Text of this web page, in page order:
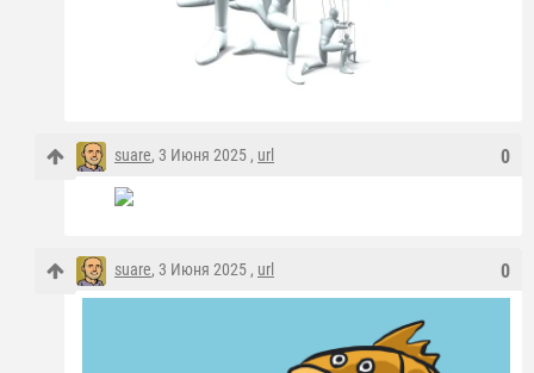
0
suare, 3 Июня 2025 , url
0
suare, 3 Июня 2025 , url